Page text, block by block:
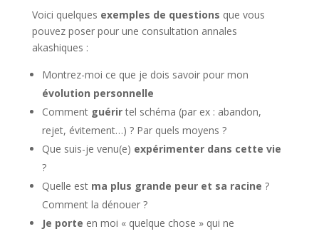
Voici quelques exemples de questions que vous
pouvez poser pour une consultation annales
akashiques :
Montrez-moi ce que je dois savoir pour mon
évolution personnelle
Comment guérirtel schéma (par ex : abandon,
rejet, évitement…) ? Par quels moyens ?
Que suis-je venu(e) expérimenter dans cette vie
?
Quelle est ma plus grande peur et sa racine ?
Comment la dénouer ?
Je porte en moi « quelque chose » qui ne